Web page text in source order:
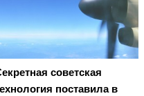
советская
поставила в